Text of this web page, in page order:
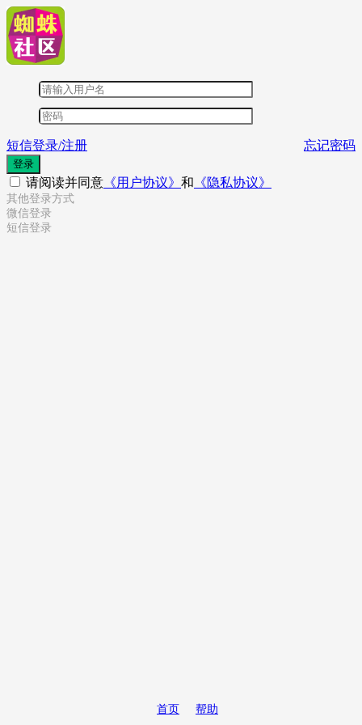
短信登录/注册 忘记密码
登录
请阅读并同意 《用户协议》 和 《隐私协议》
其他登录方式
微信登录
短信登录
首页 帮助